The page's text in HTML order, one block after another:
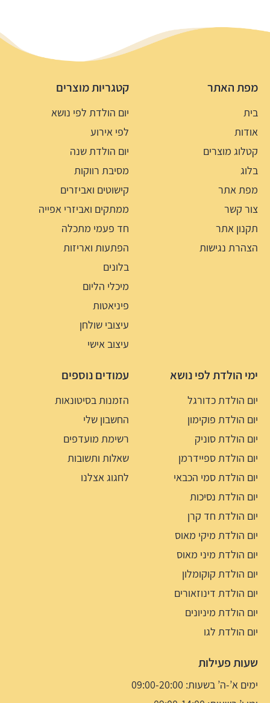
מפת האתר
בית
אודות
קטלוג מוצרים
בלוג
מפת אתר
צור קשר
תקנון אתר
הצהרת נגישות
קטגריות מוצרים
יום הולדת לפי נושא
לפי אירוע
יום הולדת שנה
מסיבת רווקות
קישוטים ואביזרים
ממתקים ואביזרי אפייה
חד פעמי מתכלה
הפתעות ואריזות
בלונים
מיכלי הליום
פיניאטות
עיצובי שולחן
עיצוב אישי
ימי הולדת לפי נושא
יום הולדת כדורגל
יום הולדת פוקימון
יום הולדת סוניק
יום הולדת ספיידרמן
יום הולדת סמי הכבאי
יום הולדת נסיכות
יום הולדת חד קרן
יום הולדת מיקי מאוס
יום הולדת מיני מאוס
יום הולדת קוקומלון
יום הולדת דינוזאורים
יום הולדת מיניונים
יום הולדת לגו
עמודים נוספים
הזמנות בסיטונאות
החשבון שלי
רשימת מועדפים
שאלות ותשובות
לחגוג אצלנו
שעות פעילות
ימים א’-ה’ בשעות: 09:00-20:00